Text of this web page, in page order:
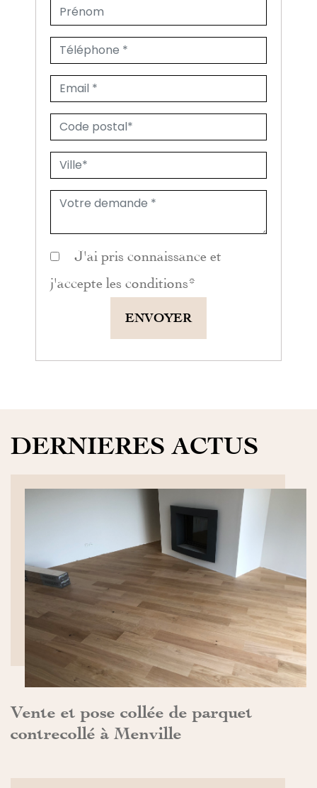
J'ai pris connaissance et
j'accepte les conditions *
ENVOYER
DERNIERES ACTUS
Vente et pose collée de parquet
contrecollé à Menville
DÉCOUVRIR>>